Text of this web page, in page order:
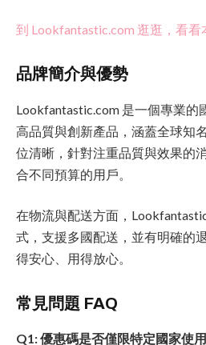
到 Lookfantastic.com 逛逛，看看
品牌簡介與優勢
Lookfantastic.com 是一個專業的
高品質與創新產品，涵蓋全球知
位清晰，針對注重品質與效果的
合不同預算的用戶。
在物流與配送方面，
式，支援多國配送，並有明確的
得安心、用得放心。
常見問題 FAQ
Q1: 優惠碼是否僅限特定國家使